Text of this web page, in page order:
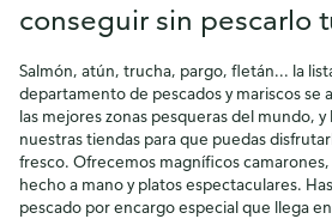
conseguir sin pescarlo
Salmón, atún, trucha, pargo, fletán... la
departamento de pescados y mariscos se
las mejores zonas pesqueras del mundo,
nuestras tiendas para que puedas
fresco. Ofrecemos magníficos
hecho a mano y platos espectaculares.
pescado por encargo especial que llega